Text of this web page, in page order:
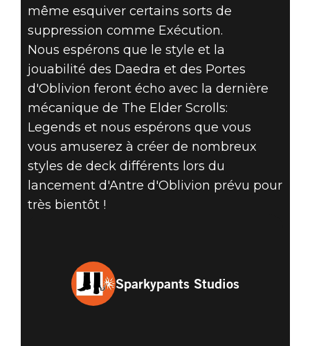
même esquiver certains sorts de
suppression comme Exécution.
Nous espérons que le style et la
jouabilité des Daedra et des Portes
d'Oblivion feront écho avec la dernière
mécanique de The Elder Scrolls:
Legends et nous espérons que vous
vous amuserez à créer de nombreux
styles de deck différents lors du
lancement d'Antre d'Oblivion prévu pour
très bientôt !
Sparkypants Studios